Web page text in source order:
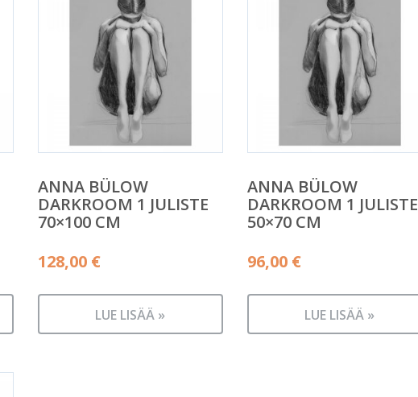
ANNA BÜLOW
DARKROOM 1 JULISTE
70×100 CM
128,00 €
LUE LISÄÄ »
ANNA BÜLOW
DARKROOM 1 JULISTE
50×70 CM
96,00 €
LUE LISÄÄ »